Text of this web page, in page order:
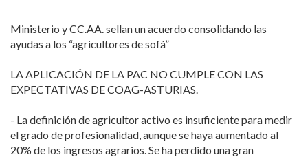
Ministerio y CC.AA. sellan un acuerdo consolidando las
ayudas a los “agricultores de sofá”
LA APLICACIÓN DE LA PAC NO CUMPLE CON LAS
EXPECTATIVAS DE COAG-ASTURIAS.
- La definición de agricultor activo es insuficiente para medir
el grado de profesionalidad, aunque se haya aumentado al
20% de los ingresos agrarios. Se ha perdido una gran